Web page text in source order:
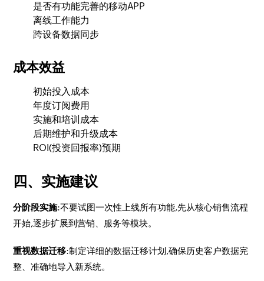
是否有功能完善的移动APP
离线工作能力
跨设备数据同步
成本效益
初始投入成本
年度订阅费用
实施和培训成本
后期维护和升级成本
ROI(投资回报率)预期
四、实施建议
分阶段实施:不要试图一次性上线所有功能,先从核心销售流程
开始,逐步扩展到营销、服务等模块。
重视数据迁移:制定详细的数据迁移计划,确保历史客户数据完
整、准确地导入新系统。